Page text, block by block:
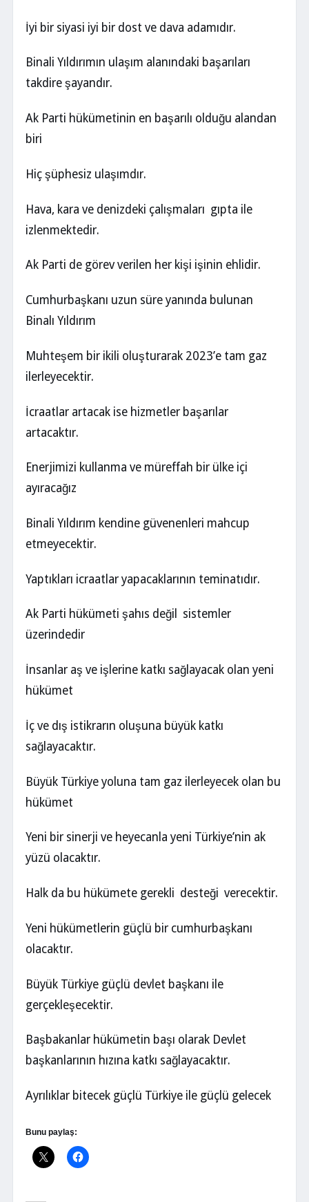
İyi bir siyasi iyi bir dost ve dava adamıdır.
Binali Yıldırımın ulaşım alanındaki başarıları
takdire şayandır.
Ak Parti hükümetinin en başarılı olduğu alandan
biri
Hiç şüphesiz ulaşımdır.
Hava, kara ve denizdeki çalışmaları gıpta ile
izlenmektedir.
Ak Parti de görev verilen her kişi işinin ehlidir.
Cumhurbaşkanı uzun süre yanında bulunan
Binalı Yıldırım
Muhteşem bir ikili oluşturarak 2023’e tam gaz
ilerleyecektir.
İcraatlar artacak ise hizmetler başarılar
artacaktır.
Enerjimizi kullanma ve müreffah bir ülke içi
ayıracağız
Binali Yıldırım kendine güvenenleri mahcup
etmeyecektir.
Yaptıkları icraatlar yapacaklarının teminatıdır.
Ak Parti hükümeti şahıs değil sistemler
üzerindedir
İnsanlar aş ve işlerine katkı sağlayacak olan yeni
hükümet
İç ve dış istikrarın oluşuna büyük katkı
sağlayacaktır.
Büyük Türkiye yoluna tam gaz ilerleyecek olan bu
hükümet
Yeni bir sinerji ve heyecanla yeni Türkiye’nin ak
yüzü olacaktır.
Halk da bu hükümete gerekli desteği verecektir.
Yeni hükümetlerin güçlü bir cumhurbaşkanı
olacaktır.
Büyük Türkiye güçlü devlet başkanı ile
gerçekleşecektir.
Başbakanlar hükümetin başı olarak Devlet
başkanlarının hızına katkı sağlayacaktır.
Ayrılıklar bitecek güçlü Türkiye ile güçlü gelecek
Bunu paylaş: